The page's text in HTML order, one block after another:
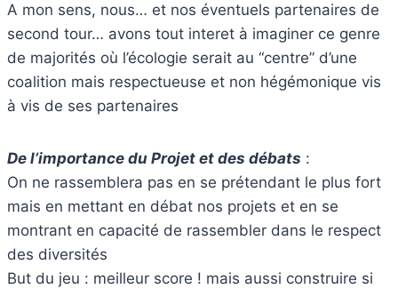
A mon sens, nous… et nos éventuels partenaires de
second tour… avons tout interet à imaginer ce genre
de majorités où l’écologie serait au “centre” d’une
coalition mais respectueuse et non hégémonique vis
à vis de ses partenaires
De l’importance du Projet et des débats :
On ne rassemblera pas en se prétendant le plus fort
mais en mettant en débat nos projets et en se
montrant en capacité de rassembler dans le respect
des diversités
But du jeu : meilleur score ! mais aussi construire si